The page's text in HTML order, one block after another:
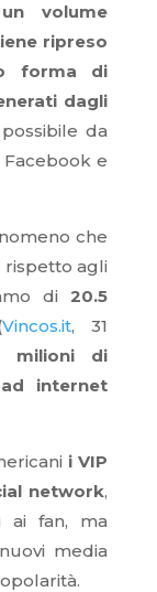
volume
ripreso
forma di
dagli
da
e
che
rispetto agli
di20.5
Vincos.it, 31
milioni di
internet
i VIP
network,
ai fan, ma
media